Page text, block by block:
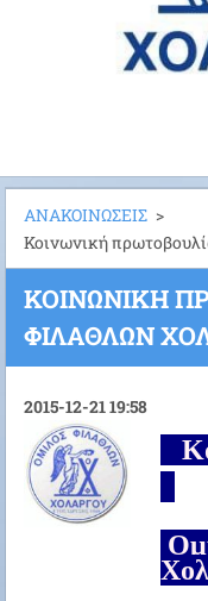
ΑΝΑΚΟΙΝΩΣΕΙΣ >
Κοινωνική
ΚΟΙΝΩΝΙΚΉ
ΦΙΛΆΘΛΩΝ
2015-12-21 19:58